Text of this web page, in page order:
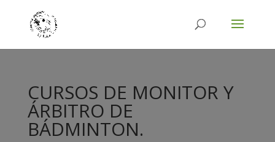
CURSOS DE MONITOR Y
ÁRBITRO DE
BÁDMINTON.